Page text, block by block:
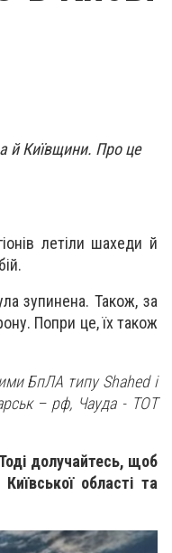
й Київщини. Про це
летіли шахеди й
зупинена. Також, за
Попри це, їх також
БпЛА типу Shahed і
– рф, Чауда - ТОТ
долучайтесь, щоб
області та